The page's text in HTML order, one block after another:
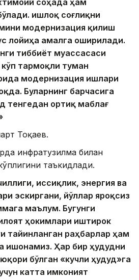
соҳада ҳам
Қишлоқ соғлиқни
модернизация қилиш
лойиҳа амалга оширилади.
тиббиёт муассасаси
тармоқли туман
модернизация ишлари
Буларнинг барчасига
тенгедан ортиқ маблағ
Тоқаев.
инфратузилма билан
таъкидлади.
иссиқлик, энергия ва
эскиргани, йўллар яроқсиз
маълум. Бугунги
ҳокимлари иштирок
тайинланган раҳбарлар ҳам
ишонамиз. Ҳар бир ҳудудни
бўлган «кучли ҳудуд»га
катта имконият